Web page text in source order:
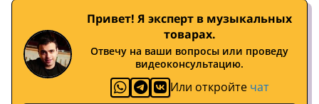
Привет! Я эксперт в музыкальных
товарах.
Отвечу на ваши вопросы или проведу
видеоконсультацию.
Или откройте чат